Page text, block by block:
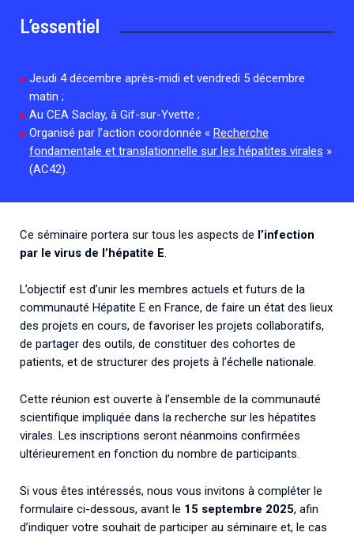
Collaboration avec les acteurs communautaires
Cellules Émergence
inactives.
L’essentiel
Jeudi 4 décembre après-midi et vendredi 5 décembre
matin ;
Au CEA Saclay, à Gif-sur-Yvette ;
Organisé par l’action coordonnée « Recherche
fondamentale et translationnelle sur les hépatites virales »
(AC42).
Ce séminaire portera sur tous les aspects de l’infection
par le virus de l’hépatite E
L’objectif est d’unir les membres actuels et futurs de la
communauté Hépatite E en France, de faire un état des lieux
des projets en cours, de favoriser les projets collaboratifs,
de partager des outils, de constituer des cohortes de
patients, et de structurer des projets à l’échelle nationale.
Cette réunion est ouverte à l’ensemble de la communauté
scientifique impliquée dans la recherche sur les hépatites
virales. Les inscriptions seront néanmoins confirmées
ultérieurement en fonction du nombre de participants.
Si vous êtes intéressés, nous vous invitons à compléter le
formulaire ci-dessous, avant le 15 septembre 2025, afin
d’indiquer votre souhait de participer au séminaire et, le cas